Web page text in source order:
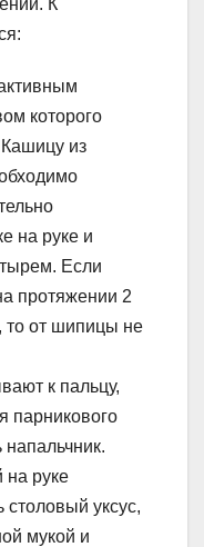
К
которого
из
на руке и
Если
протяжении 2
то от шипицы не
к пальцу,
парникового
руке
столовый уксус,
мукой и